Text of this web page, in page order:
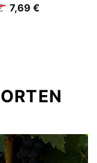
Ursprünglicher
Preis
7,69 €Aktueller